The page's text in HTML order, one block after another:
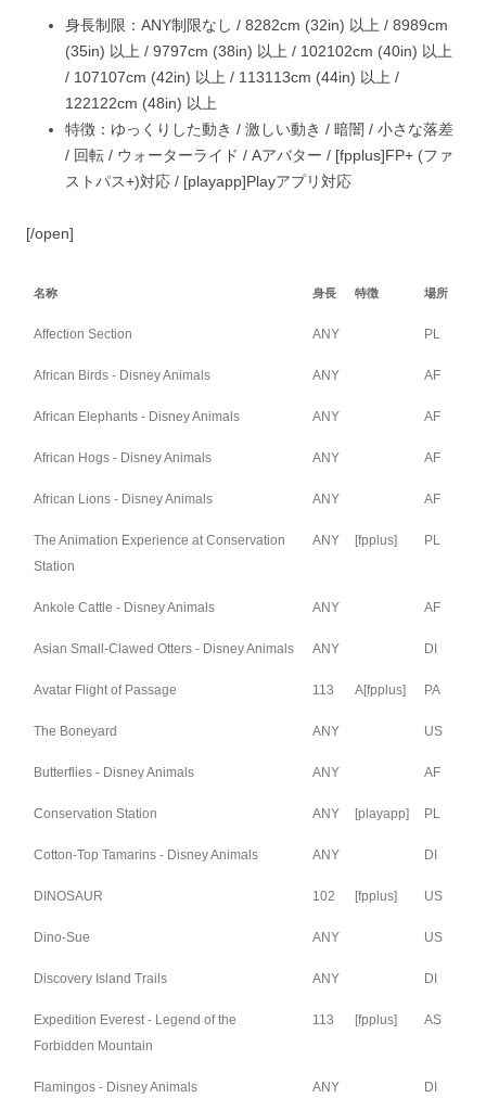
身長制限： ANY制限なし / 8282cm (32in) 以上 / 8989cm
(35in) 以上 / 9797cm (38in) 以上 / 102102cm (40in) 以上
/ 107107cm (42in) 以上 / 113113cm (44in) 以上 /
122122cm (48in) 以上
特徴： ゆっくりした動き / 激しい動き / 暗闇 / 小さな落差
/ 回転 / ウォーターライド / Aアバター / [fpplus]FP+ (ファ
ストパス+)対応 / [playapp]Playアプリ対応
[/open]
名称 身長 特徴 場所
Affection Section ANY PL
African Birds - Disney Animals ANY AF
African Elephants - Disney Animals ANY AF
African Hogs - Disney Animals ANY AF
African Lions - Disney Animals ANY AF
The Animation Experience at Conservation
Station
ANY [fpplus] PL
Ankole Cattle - Disney Animals ANY AF
Asian Small-Clawed Otters - Disney Animals ANY DI
Avatar Flight of Passage 113 A[fpplus] PA
The Boneyard ANY US
Butterflies - Disney Animals ANY AF
Conservation Station ANY [playapp] PL
Cotton-Top Tamarins - Disney Animals ANY DI
DINOSAUR 102 [fpplus] US
Dino-Sue ANY US
Discovery Island Trails ANY DI
Expedition Everest - Legend of the
Forbidden Mountain
113 [fpplus] AS
Flamingos - Disney Animals ANY DI